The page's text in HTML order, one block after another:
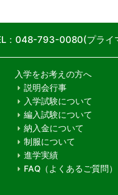
：048-793-0080(プラ
入学をお考えの方へ
説明会行事
入学試験について
編入試験について
納入金について
制服について
進学実績
FAQ（よくあるご質問）